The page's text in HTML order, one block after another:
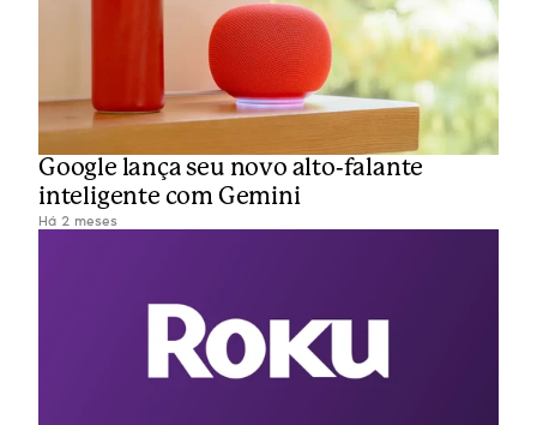
Google lança seu novo alto-falante
inteligente com Gemini
Há 2 meses